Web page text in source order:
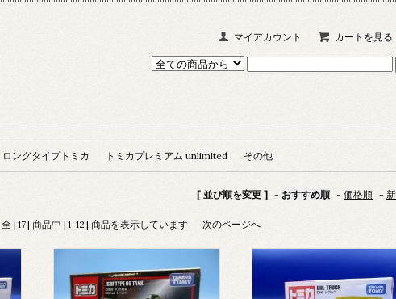
マイアカウント カートを見る
ロングタイプトミカ トミカプレミアム unlimited その他
[ 並び順を変更 ] - おすすめ順 - 価格順 -
全 [17] 商品中 [1-12] 商品を表示しています 次のページへ